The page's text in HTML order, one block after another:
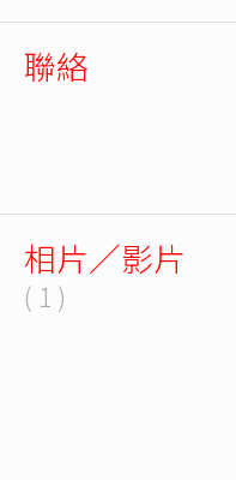
聯絡
相片／影片
( 1 )